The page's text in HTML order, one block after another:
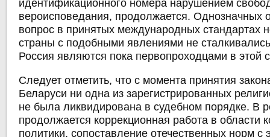
идентификационного номера нарушением
вероисповедания, продолжается. Однозначных
вопрос в принятых международных стандартах
страны с подобными явлениями не
Россия являются пока первопроходцами в этой
Следует отметить, что с момента принятия
Беларуси ни одна из зарегистрированных
не была ликвидирована в судебном порядке. В
продолжается коррекционная работа в области
политики, сопоставление отечественных норм